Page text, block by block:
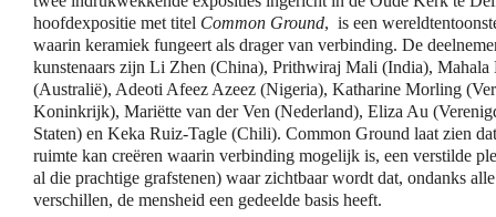
hoofdexpositie met titel Common Ground, is een
waarin keramiek fungeert als drager van verbinding. De
kunstenaars zijn Li Zhen (China), Prithwiraj Mali (India),
(Australië), Adeoti Afeez Azeez (Nigeria), Katharine Morling
Koninkrijk), Mariëtte van der Ven (Nederland), Eliza Au
Staten) en Keka Ruiz-Tagle (Chili). Common Ground laat zien
ruimte kan creëren waarin verbinding mogelijk is, een verstilde
al die prachtige grafstenen) waar zichtbaar wordt dat, ondanks alle
verschillen, de mensheid een gedeelde basis heeft.